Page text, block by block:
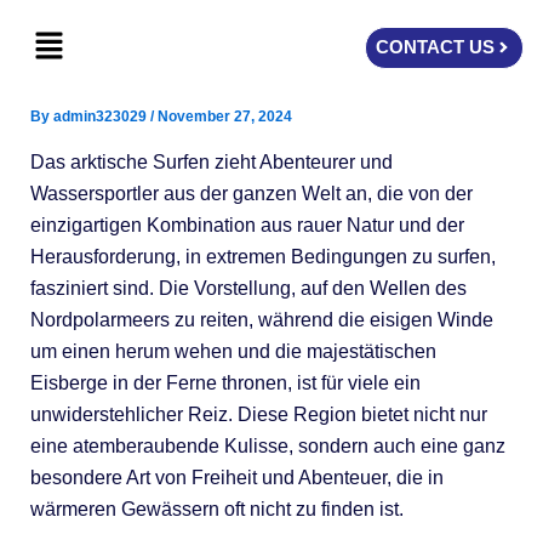
Menu CONTACT US
By admin323029 / November 27, 2024
Das arktische Surfen zieht Abenteurer und
Wassersportler aus der ganzen Welt an, die von der
einzigartigen Kombination aus rauer Natur und der
Herausforderung, in extremen Bedingungen zu surfen,
fasziniert sind. Die Vorstellung, auf den Wellen des
Nordpolarmeers zu reiten, während die eisigen Winde
um einen herum wehen und die majestätischen
Eisberge in der Ferne thronen, ist für viele ein
unwiderstehlicher Reiz. Diese Region bietet nicht nur
eine atemberaubende Kulisse, sondern auch eine ganz
besondere Art von Freiheit und Abenteuer, die in
wärmeren Gewässern oft nicht zu finden ist.